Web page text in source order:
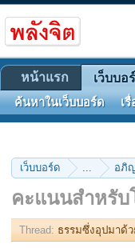
เว็บบอร์ด ... อภิ
คะแนนสำหรับ
Thread: ธรรมซึ่งอุปมาด้
หน้าแรก เว็บบอ
ค้นหาในเว็บบอร์ด เ